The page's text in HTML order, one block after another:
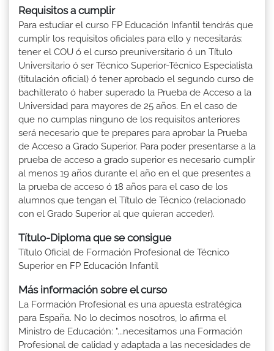
Requisitos a cumplir
Para estudiar el curso FP Educación Infantil tendrás que
cumplir los requisitos oficiales para ello y necesitarás:
tener el COU ó el curso preuniversitario ó un Título
Universitario ó ser Técnico Superior-Técnico Especialista
(titulación oficial) ó tener aprobado el segundo curso de
bachillerato ó haber superado la Prueba de Acceso a la
Universidad para mayores de 25 años. En el caso de
que no cumplas ninguno de los requisitos anteriores
será necesario que te prepares para aprobar la Prueba
de Acceso a Grado Superior. Para poder presentarse a la
prueba de acceso a grado superior es necesario cumplir
al menos 19 años durante el año en el que presentes a
la prueba de acceso ó 18 años para el caso de los
alumnos que tengan el Título de Técnico (relacionado
con el Grado Superior al que quieran acceder).
Título-Diploma que se consigue
Título Oficial de Formación Profesional de Técnico
Superior en FP Educación Infantil
Más información sobre el curso
La Formación Profesional es una apuesta estratégica
para España. No lo decimos nosotros, lo afirma el
Ministro de Educación: "...necesitamos una Formación
Profesional de calidad y adaptada a las necesidades de